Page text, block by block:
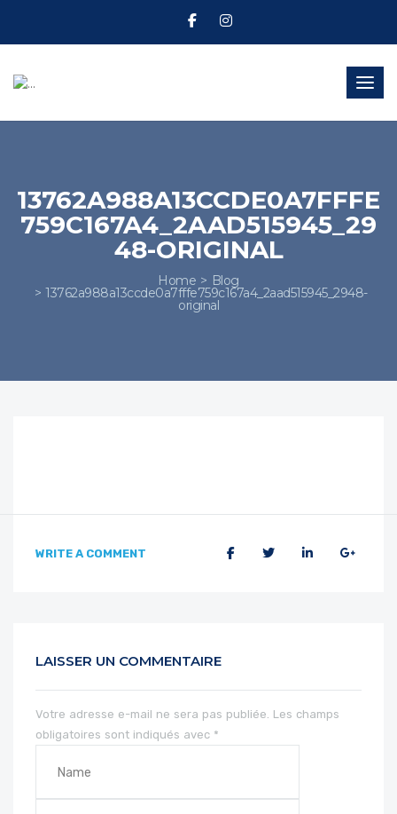
13762A988A13CCDE0A7FFFE
759C167A4_2AAD515945_29
48-ORIGINAL
Home Blog
13762a988a13ccde0a7fffe759c167a4_2aad515945_2948-
original
WRITE A COMMENT
LAISSER UN COMMENTAIRE
Votre adresse e-mail ne sera pas publiée. Les champs
obligatoires sont indiqués avec *